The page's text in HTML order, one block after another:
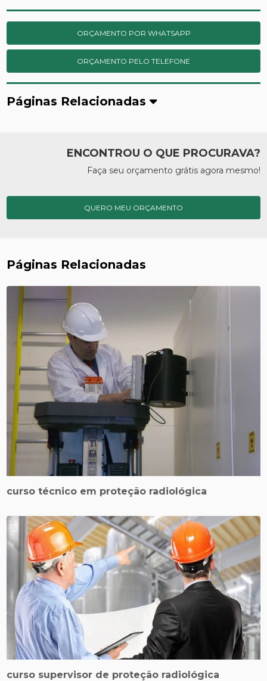
ORÇAMENTO POR WHATSAPP
ORÇAMENTO PELO TELEFONE
Páginas Relacionadas
ENCONTROU O QUE PROCURAVA?
Faça seu orçamento grátis agora mesmo!
QUERO MEU ORÇAMENTO
Páginas Relacionadas
curso técnico em proteção radiológica
curso supervisor de proteção radiológica